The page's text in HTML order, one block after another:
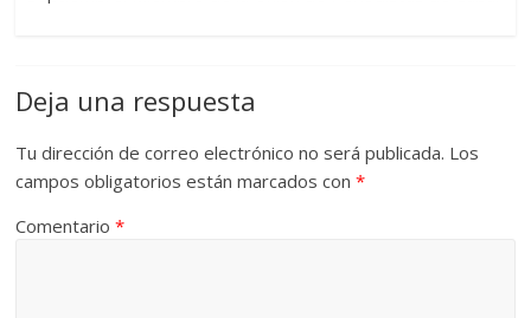
Deja una respuesta
Tu dirección de correo electrónico no será publicada. Los
campos obligatorios están marcados con*
Comentario*